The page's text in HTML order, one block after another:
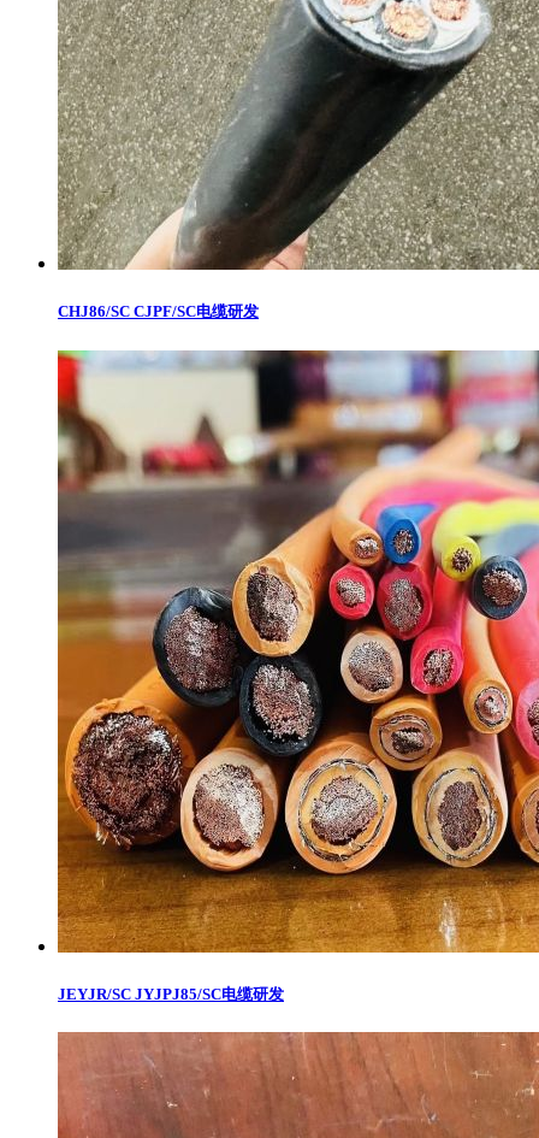
CHJ86/SC CJPF/SC电缆研发
JEYJR/SC JYJPJ85/SC电缆研发